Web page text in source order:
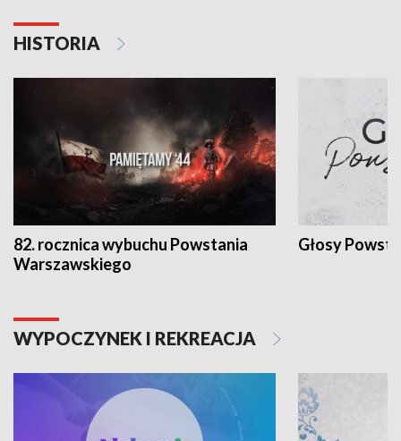
HISTORIA
82. rocznica wybuchu Powstania
Warszawskiego
Głosy
WYPOCZYNEK I REKREACJA